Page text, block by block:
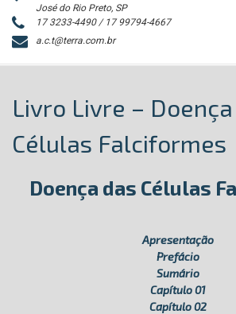
José do Rio Preto, SP
17 3233-4490 / 17 99794-4667
a.c.t@terra.com.br
Livro Livre –
Células Falciformes
Doença das Células
Apresentação
Prefácio
Sumário
Capítulo 01
Capítulo 02